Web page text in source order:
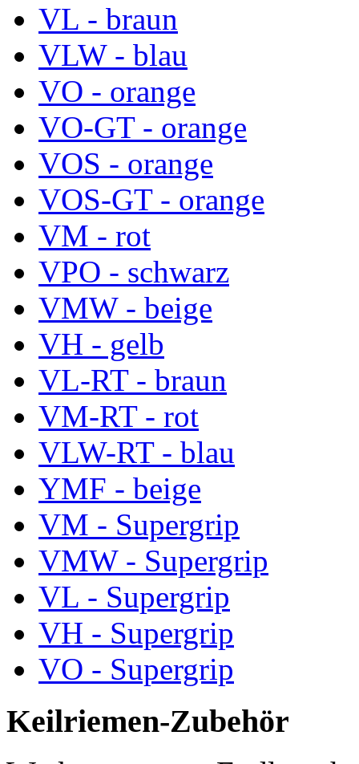
VL - braun
VLW - blau
VO - orange
VO-GT - orange
VOS - orange
VOS-GT - orange
VM - rot
VPO - schwarz
VMW - beige
VH - gelb
VL-RT - braun
VM-RT - rot
VLW-RT - blau
YMF - beige
VM - Supergrip
VMW - Supergrip
VL - Supergrip
VH - Supergrip
VO - Supergrip
Keilriemen-Zubehör